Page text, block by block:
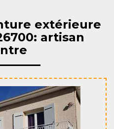
extérieure
artisan